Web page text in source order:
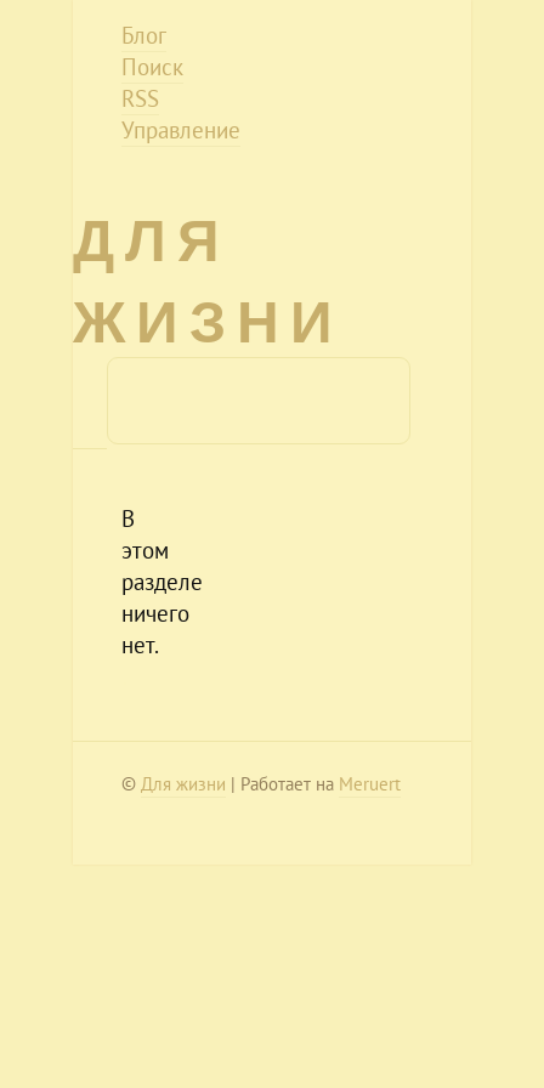
Блог
Поиск
RSS
Управление
ДЛЯ
ЖИЗНИ
В
этом
разделе
ничего
нет.
© Для жизни | Работает на Meruert